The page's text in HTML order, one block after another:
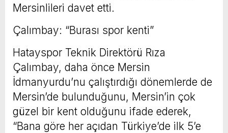
Mersinlileri davet etti.
Çalımbay: “Burası spor kenti”
Hatayspor Teknik Direktörü Rıza
Çalımbay, daha önce Mersin
İdmanyurdu’nu çalıştırdığı dönemlerde de
Mersin’de bulunduğunu, Mersin’in çok
güzel bir kent olduğunu ifade ederek,
“Bana göre her açıdan Türkiye’de ilk 5’e